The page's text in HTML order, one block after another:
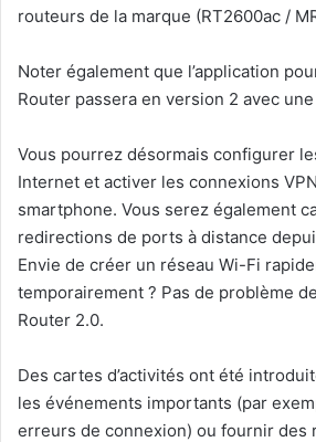
routeurs de la marque (RT2600ac /
Noter également que l’application
Router passera en version 2 avec
Vous pourrez désormais configurer
Internet et activer les connexions
smartphone. Vous serez également
redirections de ports à distance
Envie de créer un réseau Wi-Fi
temporairement ? Pas de problème
Router 2.0.
Des cartes d’activités ont été
les événements importants (par
erreurs de connexion) ou fournir des